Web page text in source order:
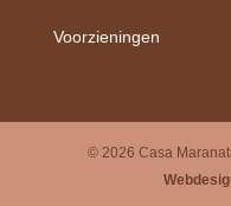
Voorzieningen
© 2026 Casa